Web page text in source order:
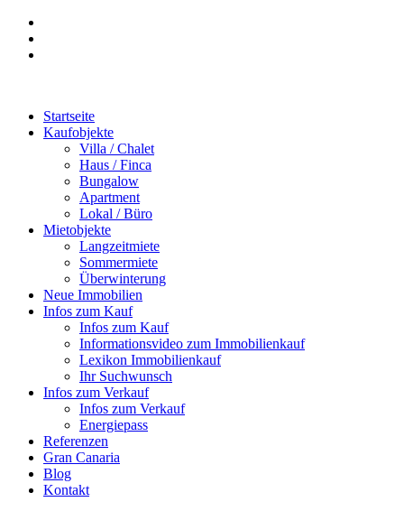
Startseite
Kaufobjekte
Villa / Chalet
Haus / Finca
Bungalow
Apartment
Lokal / Büro
Mietobjekte
Langzeitmiete
Sommermiete
Überwinterung
Neue Immobilien
Infos zum Kauf
Infos zum Kauf
Informationsvideo zum Immobilienkauf
Lexikon Immobilienkauf
Ihr Suchwunsch
Infos zum Verkauf
Infos zum Verkauf
Energiepass
Referenzen
Gran Canaria
Blog
Kontakt